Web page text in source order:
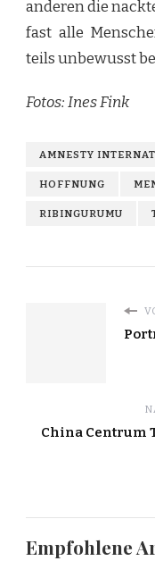
anderen die
fast alle
teils unbewusst
Fotos: Ines Fink
AMNESTY
HOFFNUNG
RIBINGURUMU
China Centrum
Empfohlene